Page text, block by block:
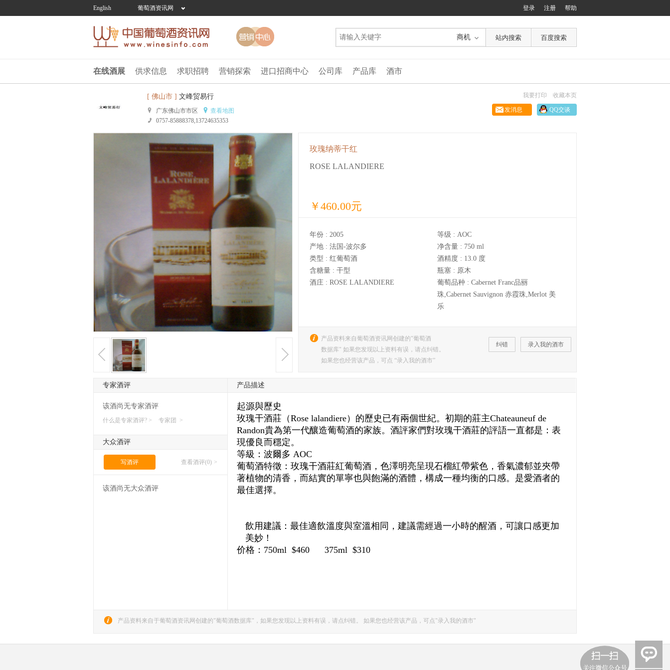
English 葡萄酒资讯网 帮助
注册
登录
商机
在线酒展 供求信息 求职招聘 营销探索 进口招商中心 公司库 产品库 酒市
[ 佛山市 ] 文峰贸易行
广东佛山市市区
查看地图
0757-85888378,13724635353
收藏本页
我要打印
QQ交谈
发消息
玫瑰纳蒂干红
ROSE LALANDIERE
￥460.00元
年份 : 2005 等级 : AOC
产地 : 法国-波尔多 净含量 : 750 ml
类型 : 红葡萄酒 酒精度 : 13.0 度
含糖量 : 干型 瓶塞 : 原木
酒庄 : ROSE LALANDIERE 葡萄品种 : Cabernet Franc品丽
珠,Cabernet Sauvignon 赤霞珠,Merlot 美
乐
产品资料来自葡萄酒资讯网创建的"葡萄酒
数据库" 如果您发现以上资料有误，请点纠错。
如果您也经营该产品，可点 “录入我的酒市”
录入我的酒市
纠错
专家酒评
该酒尚无专家酒评
什么是专家酒评? > 专家团 >
大众酒评
写酒评 >
查看酒评(0)
该酒尚无大众酒评
产品描述
起源與歷史
玫瑰干酒莊（Rose lalandiere）的歷史已有兩個世紀。初期的莊主Chateauneuf de
Randon貴為第一代釀造葡萄酒的家族。酒評家們對玫瑰干酒莊的評語一直都是：表
現優良而穩定。
等級：波爾多 AOC
葡萄酒特徵： 玫瑰干酒莊紅葡萄酒，色澤明亮呈現石榴紅帶紫色，香氣濃郁並夾帶
著植物的清香，而結實的單寧也與飽滿的酒體，構成一種均衡的口感。是愛酒者的
最佳選擇。
飲用建議： 最佳適飲溫度與室溫相同，建議需經過一小時的醒酒，可讓口感更加
美妙！
价格：750ml $460 375ml $310
产品资料来自于葡萄酒资讯网创建的"葡萄酒数据库"，如果您发现以上资料有误，请点纠错。 如果您也经营该产品，可点"录入我的酒市"